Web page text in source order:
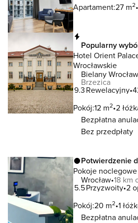
Apartament:27 m2
Popularny
Hotel Orient
Wrocławskie
Bielany
Brzezica
9.3Rewelacyjny
Pokój:12 m2 2
Bezpłatna
Bez przedpłaty
Potwierdzenie
Pokoje
Wrocław 18 km
5.5Przyzwoity 2
Pokój:20 m2 1
Bezpłatna